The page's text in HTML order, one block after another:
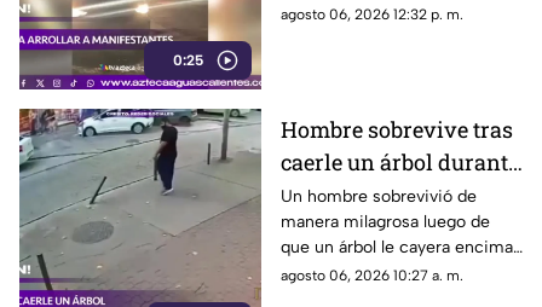
0:25
que un trailero presuntamente
agosto 06, 2026 12:32 p. m.
Hombre sobrevive tras
caerle un árbol durante
tormenta
Un hombre sobrevivió de
manera milagrosa luego de
que un árbol le cayera encima
durante una fuerte tormenta
agosto 06, 2026 10:27 a. m.